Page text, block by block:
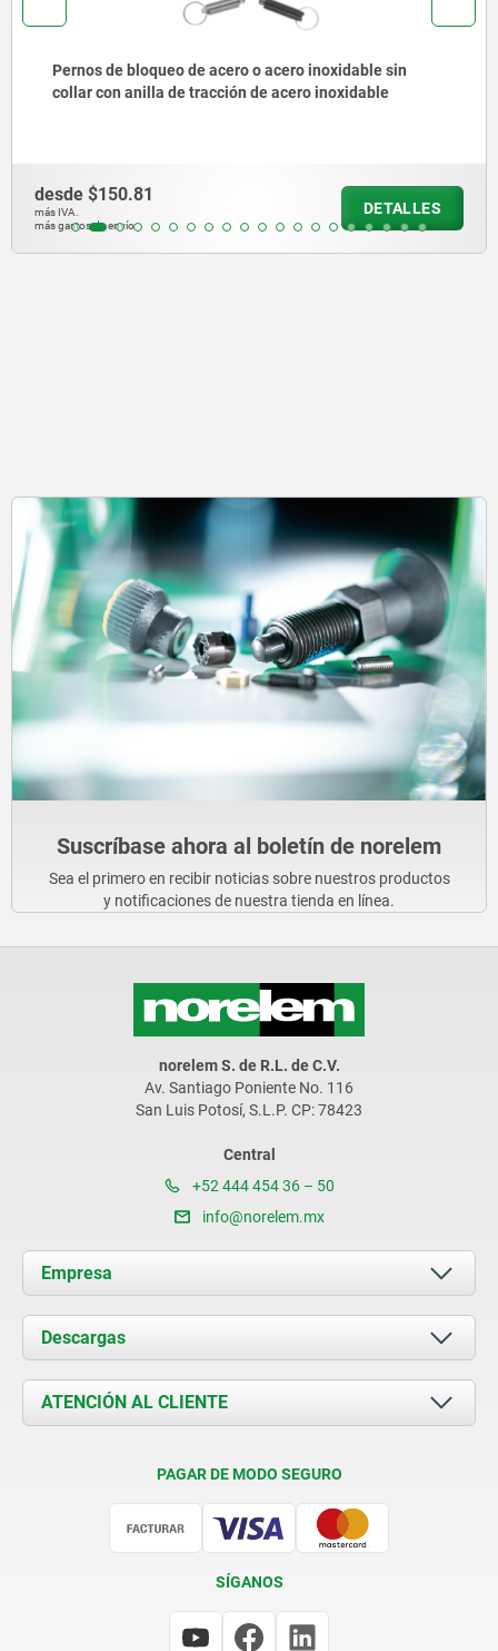
Pernos de bloqueo de acero o acero inoxidable con
anilla de tracción de acero inoxidable
desde $140.27
más IVA.
más gastos de envío
DETALLES
Suscríbase ahora al boletín de norelem
Sea el primero en recibir noticias sobre nuestros productos
y notificaciones de nuestra tienda en línea.
norelem S. de R.L. de C.V.
Av. Santiago Poniente No. 116
San Luis Potosí, S.L.P. CP: 78423
Central
+52 444 454 36 – 50
info@norelem.mx
Empresa
Acerca de nosotros
Novedades
Contacto
Descargas
Documents
ATENCIÓN AL CLIENTE
PAGAR DE MODO SEGURO
SÍGANOS